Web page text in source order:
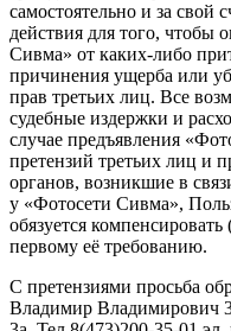
самостоятельно и за свой
действия для того, чтобы
Сивма» от каких-либо
причинения ущерба или
прав третьих лиц. Все
судебные издержки и
случае предъявления
претензий третьих лиц и
органов, возникшие в
у «Фотосети Сивма»,
обязуется
первому её требованию.
С претензиями просьба
Владимир Владимирович